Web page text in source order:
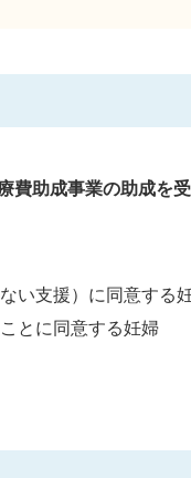
費助成事業の助成を
い支援）に同意する
とに同意する妊婦